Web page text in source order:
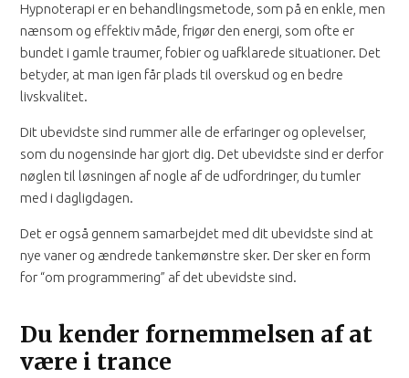
Hypnoterapi er en behandlingsmetode, som på en enkle, men
nænsom og effektiv måde, frigør den energi, som ofte er
bundet i gamle traumer, fobier og uafklarede situationer. Det
betyder, at man igen får plads til overskud og en bedre
livskvalitet.
Dit ubevidste sind rummer alle de erfaringer og oplevelser,
som du nogensinde har gjort dig. Det ubevidste sind er derfor
nøglen til løsningen af nogle af de udfordringer, du tumler
med i dagligdagen.
Det er også gennem samarbejdet med dit ubevidste sind at
nye vaner og ændrede tankemønstre sker. Der sker en form
for “om programmering” af det ubevidste sind.
Du kender fornemmelsen af at
være i trance